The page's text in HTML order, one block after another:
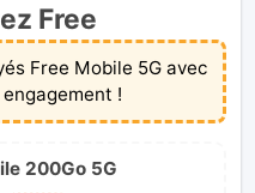
Free
Free Mobile 5G avec
engagement !
200Go 5G